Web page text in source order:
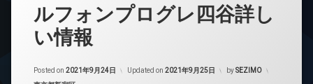
ルフォンプログレ四谷詳し
い情報
Posted on 2021年9月24日 Updated on 2021年9月25日 bySEZIMO